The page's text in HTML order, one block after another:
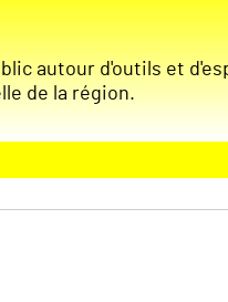
autour d'outils et
de la région.